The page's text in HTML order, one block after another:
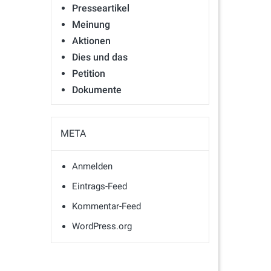
Presseartikel
Meinung
Aktionen
Dies und das
Petition
Dokumente
META
Anmelden
Eintrags-Feed
Kommentar-Feed
WordPress.org